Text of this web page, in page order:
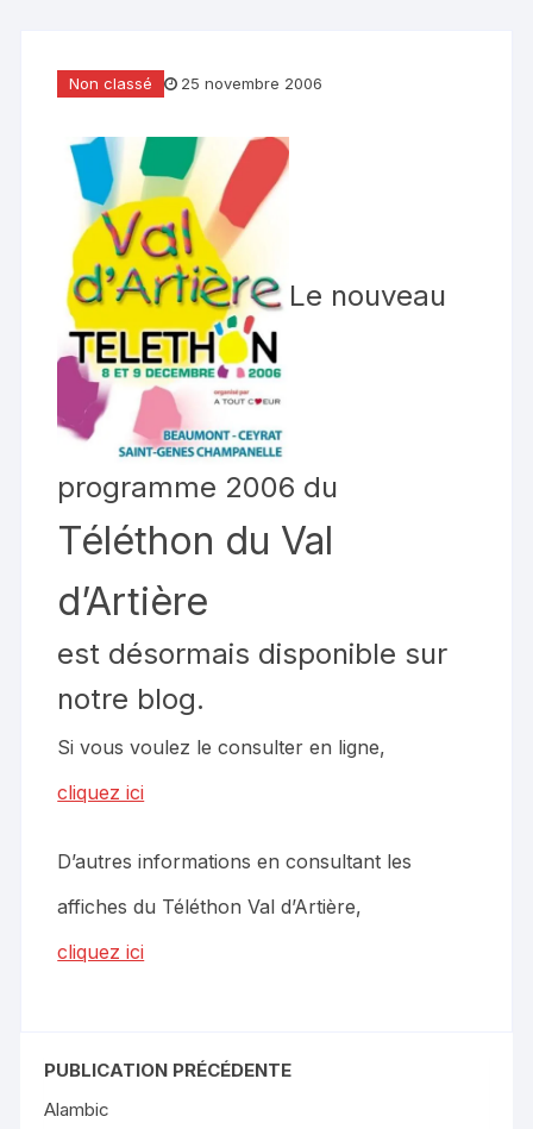
Non classé 25 novembre 2006
Le nouveau
programme 2006 du
Téléthon du Val
d’Artière
est désormais disponible sur
notre blog.
Si vous voulez le consulter en ligne,
cliquez ici
D’autres informations en consultant les
affiches du Téléthon Val d’Artière,
cliquez ici
PUBLICATION PRÉCÉDENTE
Alambic